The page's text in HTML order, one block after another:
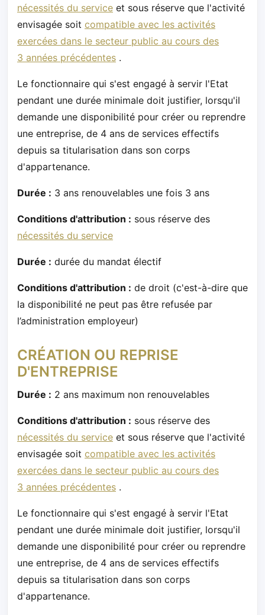
nécessités du service et sous réserve que l'activité
envisagée soit compatible avec les activités
exercées dans le secteur public au cours des
3 années précédentes .
Le fonctionnaire qui s'est engagé à servir l'Etat
pendant une durée minimale doit justifier, lorsqu'il
demande une disponibilité pour créer ou reprendre
une entreprise, de 4 ans de services effectifs
depuis sa titularisation dans son corps
d'appartenance.
Durée : 3 ans renouvelables une fois 3 ans
Conditions d'attribution : sous réserve des
nécessités du service
Durée : durée du mandat électif
Conditions d'attribution : de droit (c'est-à-dire que
la disponibilité ne peut pas être refusée par
l’administration employeur)
CRÉATION OU REPRISE
D'ENTREPRISE
Durée : 2 ans maximum non renouvelables
Conditions d'attribution : sous réserve des
nécessités du service et sous réserve que l'activité
envisagée soit compatible avec les activités
exercées dans le secteur public au cours des
3 années précédentes .
Le fonctionnaire qui s'est engagé à servir l'Etat
pendant une durée minimale doit justifier, lorsqu'il
demande une disponibilité pour créer ou reprendre
une entreprise, de 4 ans de services effectifs
depuis sa titularisation dans son corps
d'appartenance.